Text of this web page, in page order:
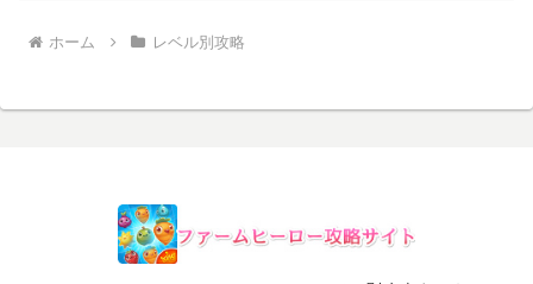
ホーム レベル別攻略